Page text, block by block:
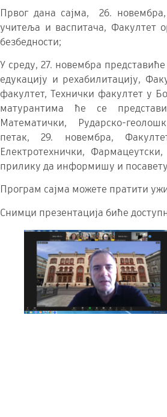
Првог дана сајма, 26.
учитеља и васпитача, Факултет
безбедности;
У среду, 27. новембра
едукацију и рехабилитацију,
факултет, Технички факултет у
матурантима ће се
Математички, Рударско-
петак, 29. новембра,
Електротехнички,
прилику да информишу и
Програм сајма можете пратити
Снимци презентација биће